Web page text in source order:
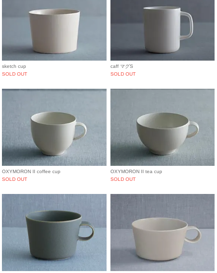
sketch cup
SOLD OUT
caff マグS
SOLD OUT
OXYMORON II coffee cup
SOLD OUT
OXYMORON II tea cup
SOLD OUT